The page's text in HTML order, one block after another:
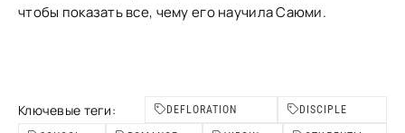
чтобы показать все, чему его научила Саюми.
Ключевые теги: DEFLORATION DISCIPLE